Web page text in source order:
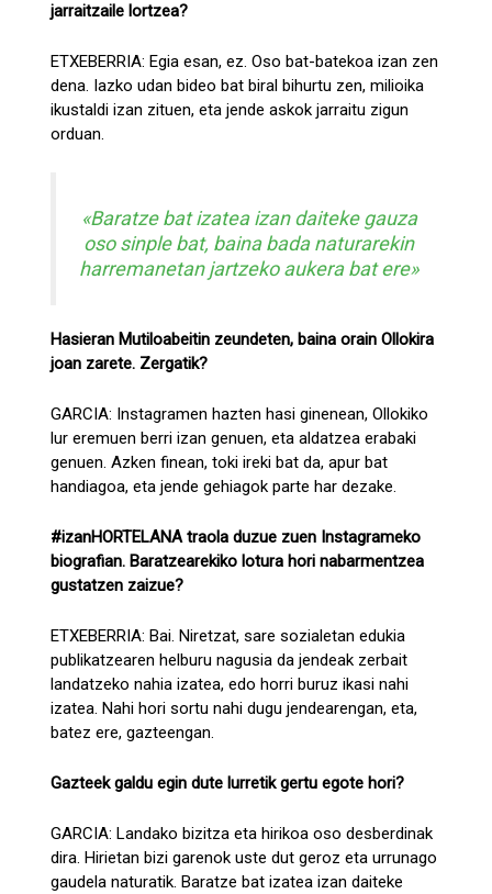
jarraitzaile lortzea?
ETXEBERRIA: Egia esan, ez. Oso bat-batekoa izan zen
dena. Iazko udan bideo bat biral bihurtu zen, milioika
ikustaldi izan zituen, eta jende askok jarraitu zigun
orduan.
«Baratze bat izatea izan daiteke gauza
oso sinple bat, baina bada naturarekin
harremanetan jartzeko aukera bat ere»
Hasieran Mutiloabeitin zeundeten, baina orain Ollokira
joan zarete. Zergatik?
GARCIA: Instagramen hazten hasi ginenean, Ollokiko
lur eremuen berri izan genuen, eta aldatzea erabaki
genuen. Azken finean, toki ireki bat da, apur bat
handiagoa, eta jende gehiagok parte har dezake.
#izanHORTELANA traola duzue zuen Instagrameko
biografian. Baratzearekiko lotura hori nabarmentzea
gustatzen zaizue?
ETXEBERRIA: Bai. Niretzat, sare sozialetan edukia
publikatzearen helburu nagusia da jendeak zerbait
landatzeko nahia izatea, edo horri buruz ikasi nahi
izatea. Nahi hori sortu nahi dugu jendearengan, eta,
batez ere, gazteengan.
Gazteek galdu egin dute lurretik gertu egote hori?
GARCIA: Landako bizitza eta hirikoa oso desberdinak
dira. Hirietan bizi garenok uste dut geroz eta urrunago
gaudela naturatik. Baratze bat izatea izan daiteke